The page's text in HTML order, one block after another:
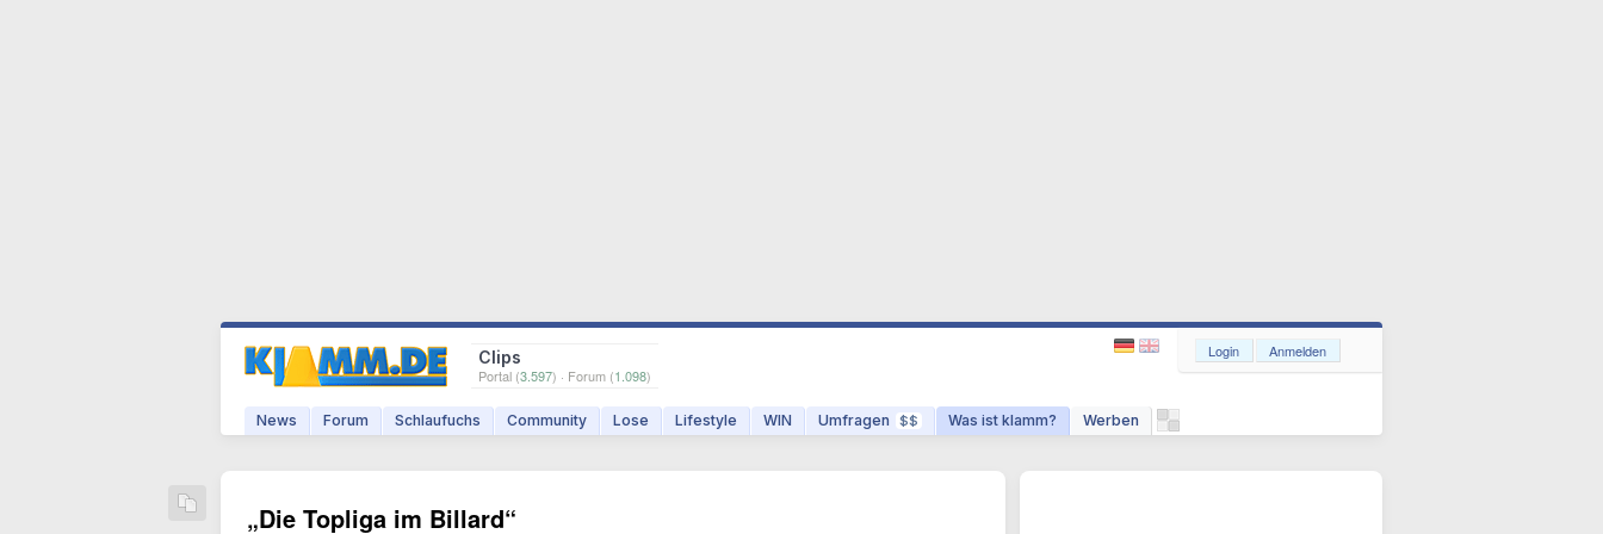
Clips
Portal (3.597) · Forum (1.098)
News Forum Schlaufuchs Community Lose Lifestyle WIN Umfragen $$ Was ist klamm? Werben
Login Anmelden
„Die Topliga im Billard“